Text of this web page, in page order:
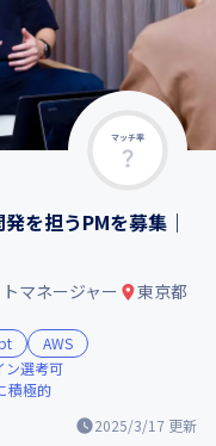
マッチ率
を担うPMを募集｜
2025/3/17 更新
マネージャー
東京都
AWS
ン選考可
積極的